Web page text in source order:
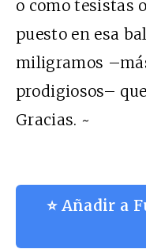
o como tesistas
puesto en esa
miligramos
prodigiosos–
Gracias. ~
⭐ Añadir a